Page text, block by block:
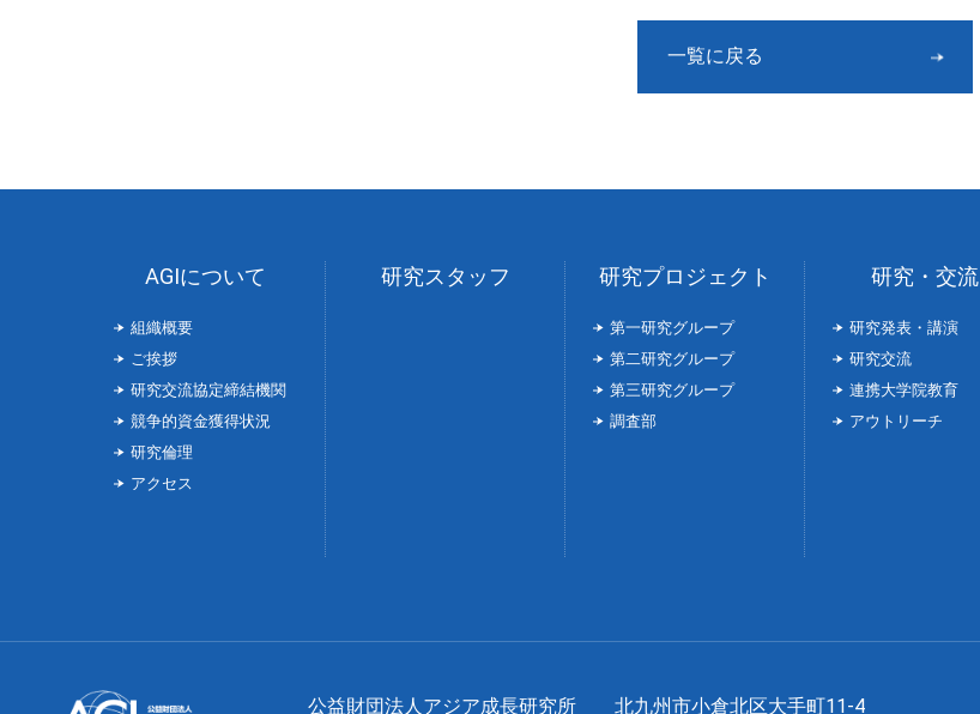
一覧に戻る
AGIについて
組織概要
ご挨拶
研究交流協定締結機関
競争的資金獲得状況
研究倫理
アクセス
研究スタッフ 研究プロジェクト
第一研究グループ
第二研究グループ
第三研究グループ
調査部
研究・交流
研究発表・講演
研究交流
連携大学院教育
アウトリーチ
公益財団法人アジア成長研究所 北九州市小倉北区大手町11-4